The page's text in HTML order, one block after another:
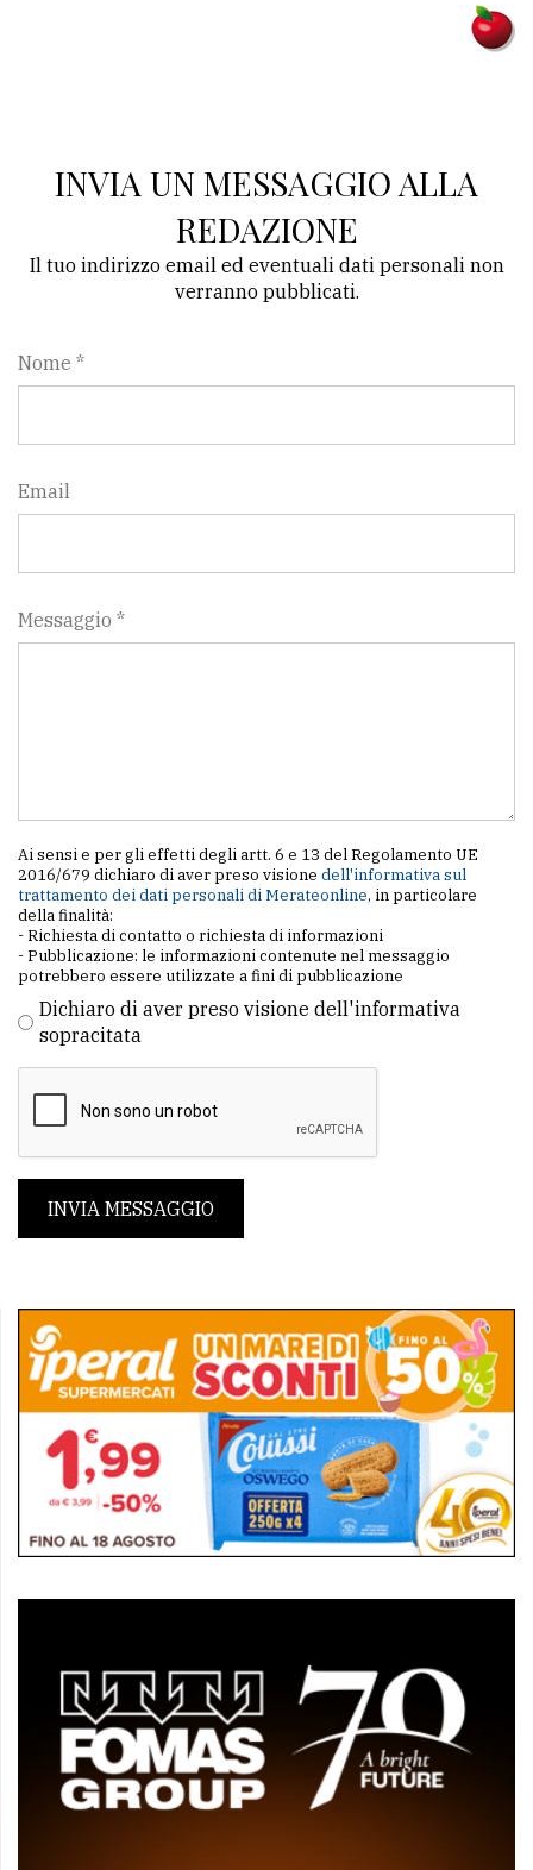
Privacy
Cookie
INVIA UN MESSAGGIO ALLA
REDAZIONE
Il tuo indirizzo email ed eventuali dati personali non
verranno pubblicati.
Nome *
Email
Messaggio *
Ai sensi e per gli effetti degli artt. 6 e 13 del Regolamento UE
2016/679 dichiaro di aver preso visione dell'informativa sul
trattamento dei dati personali di Merateonline, in particolare
della finalità:
- Richiesta di contatto o richiesta di informazioni
- Pubblicazione: le informazioni contenute nel messaggio
potrebbero essere utilizzate a fini di pubblicazione
Dichiaro di aver preso visione dell'informativa
sopracitata
INVIA MESSAGGIO